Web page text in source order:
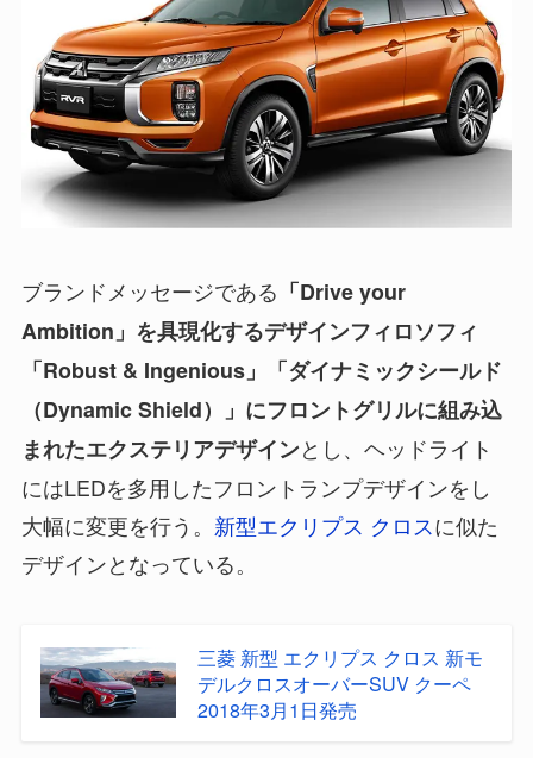
ブランドメッセージである 「Drive your
Ambition」を具現化するデザインフィロソフィ
「Robust & Ingenious」「ダイナミックシールド
（Dynamic Shield）」にフロントグリルに組み込
まれたエクステリアデザインとし、ヘッドライト
にはLEDを多用したフロントランプデザインをし
大幅に変更を行う。 新型エクリプス クロスに似た
デザインとなっている。
三菱 新型 エクリプス クロス 新モ
デルクロスオーバーSUV クーペ
2018年3月1日発売